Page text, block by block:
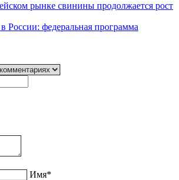
рынке свинины продолжается рост
России: федеральная программа
Имя*